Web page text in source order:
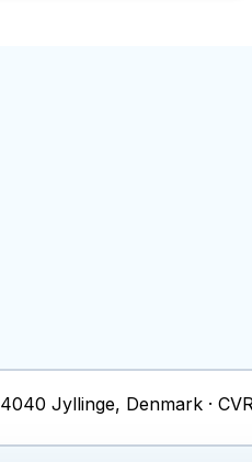
4040 Jyllinge, Denmark · CVR